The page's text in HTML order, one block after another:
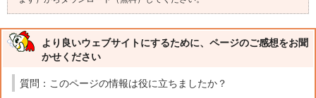
より良いウェブサイトにするために、ページのご感想をお聞
かせください
質問：このページの情報は役に立ちましたか？